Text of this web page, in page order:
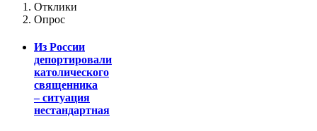
Отклики
Опрос
Из России
депортировали
католического
священника
– ситуация
нестандартная